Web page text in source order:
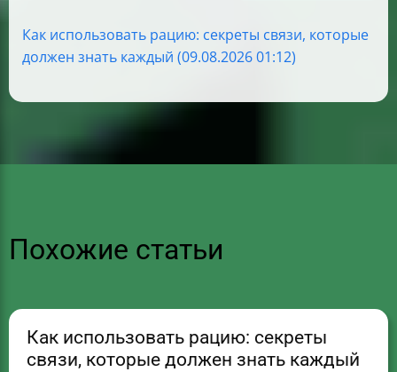
Как использовать рацию: секреты связи, которые
должен знать каждый (09.08.2026 01:12)
Похожие статьи
Как использовать рацию: секреты
связи, которые должен знать каждый